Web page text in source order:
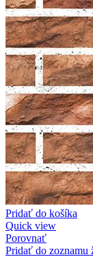
Pridať do košíka
Quick view
Porovnať
Pridať do zoznamu